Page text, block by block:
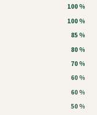
100 %
100 %
85 %
80 %
70 %
60 %
60 %
50 %